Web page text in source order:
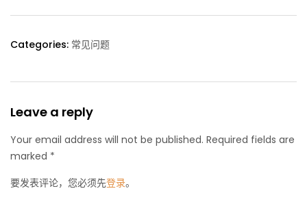
Categories: 常见问题
Leave a reply
Your email address will not be published. Required fields are
marked *
要发表评论，您必须先登录。